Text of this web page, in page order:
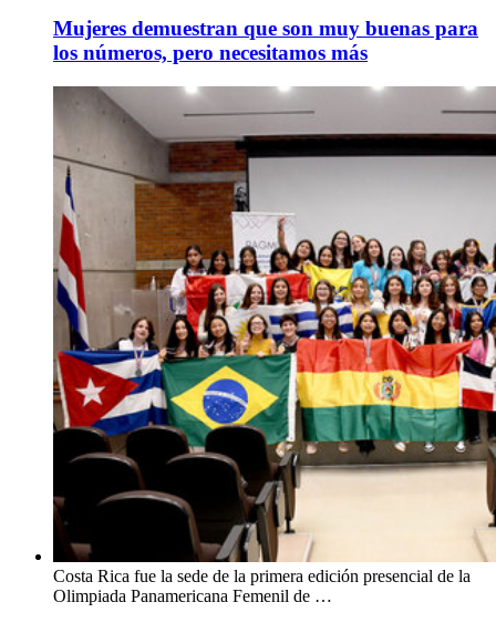
Mujeres demuestran que son muy buenas para
los números, pero necesitamos más
Costa Rica fue la sede de la primera edición presencial de la
Olimpiada Panamericana Femenil de …